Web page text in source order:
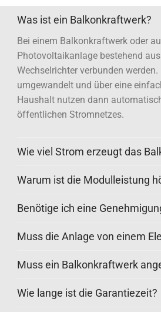
Was ist ein Balkonkraftwerk?
Bei einem Balkonkraftwerk oder
Photovoltaikanlage bestehend
Wechselrichter verbunden
umgewandelt und über eine
Haushalt nutzen dann
öffentlichen Stromnetzes.
Wie viel Strom erzeugt das
Warum ist die Modulleistung
Benötige ich eine
Muss die Anlage von einem
Muss ein Balkonkraftwerk
Wie lange ist die Garantiezeit?